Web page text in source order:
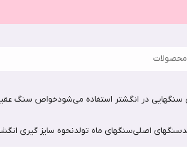
در انگشتر استفاده می‌شودخواص سنگ
سنگهای اصلیسنگهای ماه تولدنحوه سایز گیری